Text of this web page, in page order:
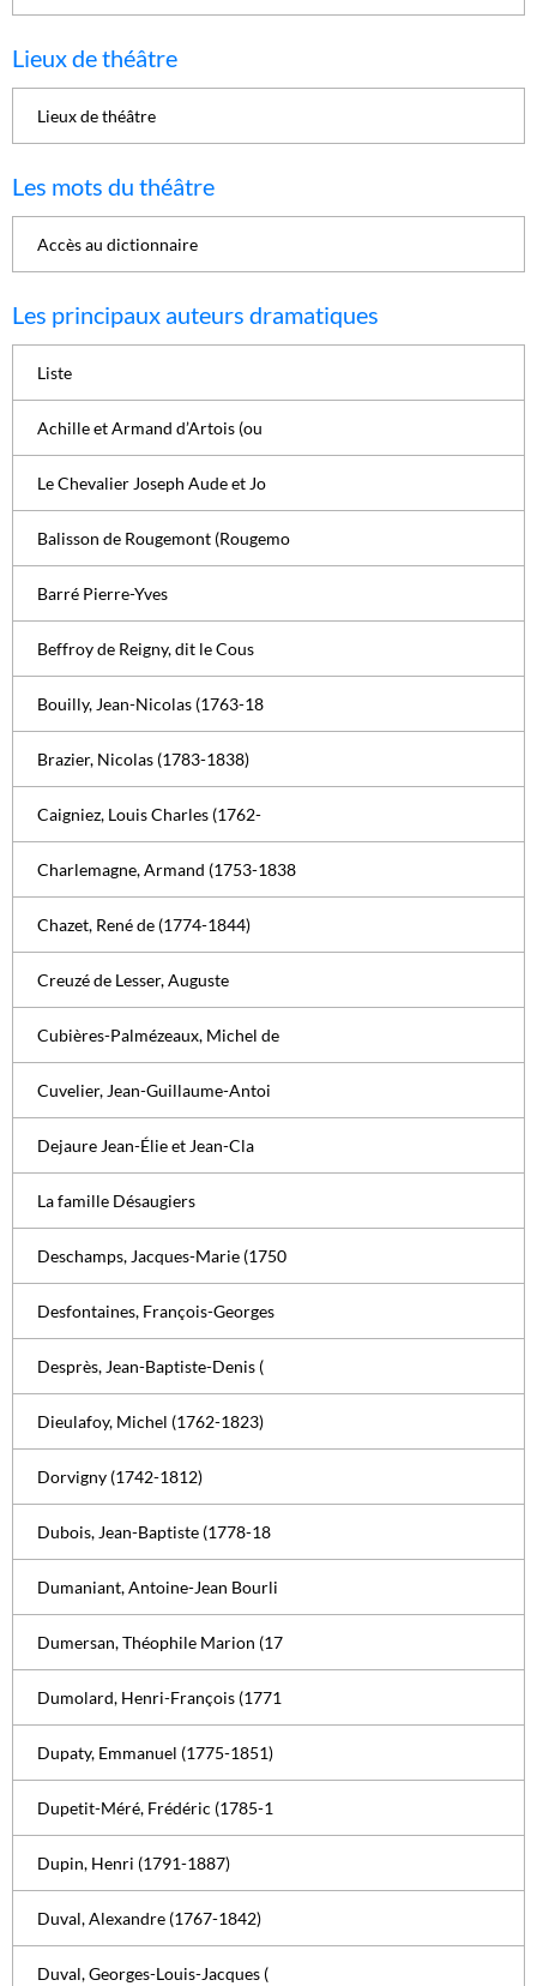
Lieux de théâtre
Lieux de théâtre
Les mots du théâtre
Accès au dictionnaire
Les principaux auteurs dramatiques
Liste
Achille et Armand d’Artois (ou
Le Chevalier Joseph Aude et Jo
Balisson de Rougemont (Rougemo
Barré Pierre-Yves
Beffroy de Reigny, dit le Cous
Bouilly, Jean-Nicolas (1763-18
Brazier, Nicolas (1783-1838)
Caigniez, Louis Charles (1762-
Charlemagne, Armand (1753-1838
Chazet, René de (1774-1844)
Creuzé de Lesser, Auguste
Cubières-Palmézeaux, Michel de
Cuvelier, Jean-Guillaume-Antoi
Dejaure Jean-Élie et Jean-Cla
La famille Désaugiers
Deschamps, Jacques-Marie (1750
Desfontaines, François-Georges
Desprès, Jean-Baptiste-Denis (
Dieulafoy, Michel (1762-1823)
Dorvigny (1742-1812)
Dubois, Jean-Baptiste (1778-18
Dumaniant, Antoine-Jean Bourli
Dumersan, Théophile Marion (17
Dumolard, Henri-François (1771
Dupaty, Emmanuel (1775-1851)
Dupetit-Méré, Frédéric (1785-1
Dupin, Henri (1791-1887)
Duval, Alexandre (1767-1842)
Duval, Georges-Louis-Jacques (